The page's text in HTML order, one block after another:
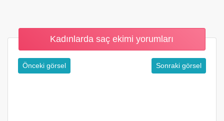
Kadınlarda saç ekimi yorumları
Önceki görsel Sonraki görsel